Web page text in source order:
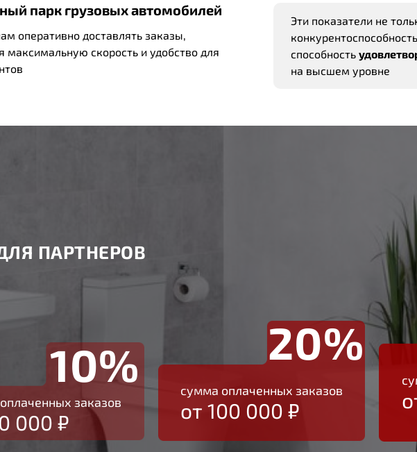
парк грузовых автомобилей
оперативно доставлять заказы,
максимальную скорость и удобство для
Эти показатели не
способность
на высшем уровне
ПАРТНЕРОВ
10%
заказов
000 ₽
20%
сумма оплаченных заказов
от 100 000 ₽